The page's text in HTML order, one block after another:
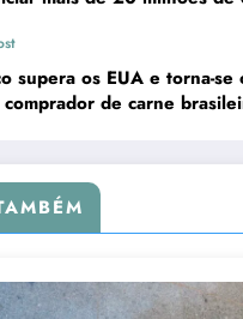
supera os EUA e torna-se
de carne